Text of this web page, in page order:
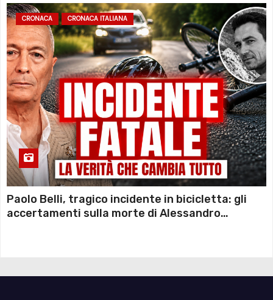
CRONACA CRONACA ITALIANA
Paolo Belli, tragico incidente in bicicletta: gli
accertamenti sulla morte di Alessandro